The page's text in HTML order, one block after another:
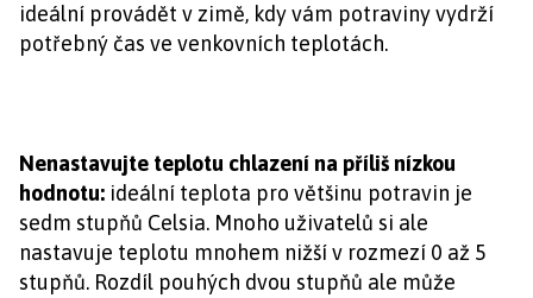
ideální provádět v zimě, kdy vám potraviny vydrží
potřebný čas ve venkovních teplotách.
Nenastavujte teplotu chlazení na příliš nízkou
hodnotu: ideální teplota pro většinu potravin je
sedm stupňů Celsia. Mnoho uživatelů si ale
nastavuje teplotu mnohem nižší v rozmezí 0 až 5
stupňů. Rozdíl pouhých dvou stupňů ale může